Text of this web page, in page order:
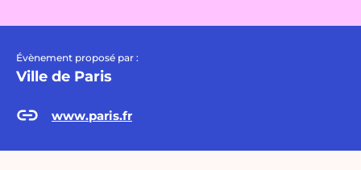
Évènement proposé par :
Ville de Paris
www.paris.fr